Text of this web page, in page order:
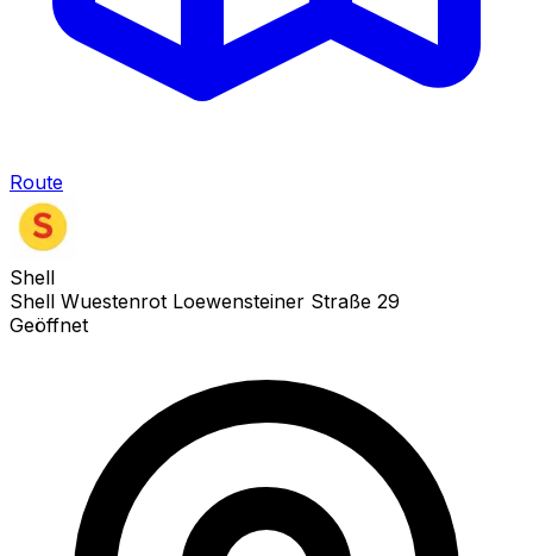
Route
Shell
Shell Wuestenrot Loewensteiner Straße 29
Geöffnet